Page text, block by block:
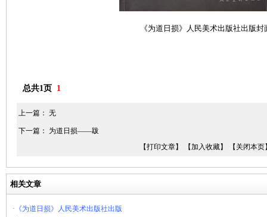
《为道日损》人民美术出版社出版封
总共1页 1
上一篇： 无
下一篇： 为道日损——跋
【打印文章】
【加入收藏】 【关闭本页
相关文章
·《为道日损》人民美术出版社出版